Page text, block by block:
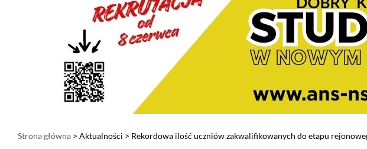
Strona główna > Aktualności > Rekordowa ilość uczniów zakwalifikowanych do etapu